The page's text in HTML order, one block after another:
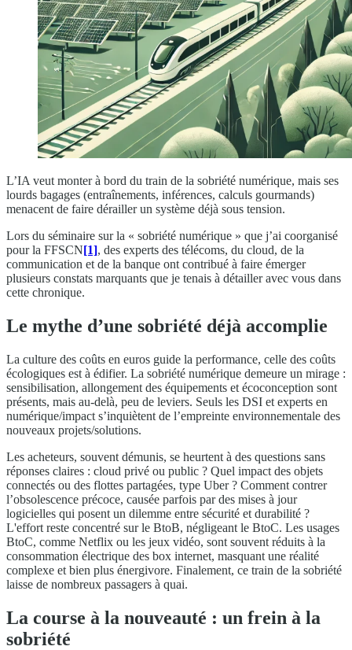
L’IA veut monter à bord du train de la sobriété numérique, mais ses
lourds bagages (entraînements, inférences, calculs gourmands)
menacent de faire dérailler un système déjà sous tension.
Lors du séminaire sur la « sobriété numérique » que j’ai coorganisé
pour la FFSCN[1], des experts des télécoms, du cloud, de la
communication et de la banque ont contribué à faire émerger
plusieurs constats marquants que je tenais à détailler avec vous dans
cette chronique.
Le mythe d’une sobriété déjà accomplie
La culture des coûts en euros guide la performance, celle des coûts
écologiques est à édifier. La sobriété numérique demeure un mirage :
sensibilisation, allongement des équipements et écoconception sont
présents, mais au-delà, peu de leviers. Seuls les DSI et experts en
numérique/impact s’inquiètent de l’empreinte environnementale des
nouveaux projets/solutions.
Les acheteurs, souvent démunis, se heurtent à des questions sans
réponses claires : cloud privé ou public ? Quel impact des objets
connectés ou des flottes partagées, type Uber ? Comment contrer
l’obsolescence précoce, causée parfois par des mises à jour
logicielles qui posent un dilemme entre sécurité et durabilité ?
L'effort reste concentré sur le BtoB, négligeant le BtoC. Les usages
BtoC, comme Netflix ou les jeux vidéo, sont souvent réduits à la
consommation électrique des box internet, masquant une réalité
complexe et bien plus énergivore. Finalement, ce train de la sobriété
laisse de nombreux passagers à quai.
La course à la nouveauté : un frein à la
sobriété